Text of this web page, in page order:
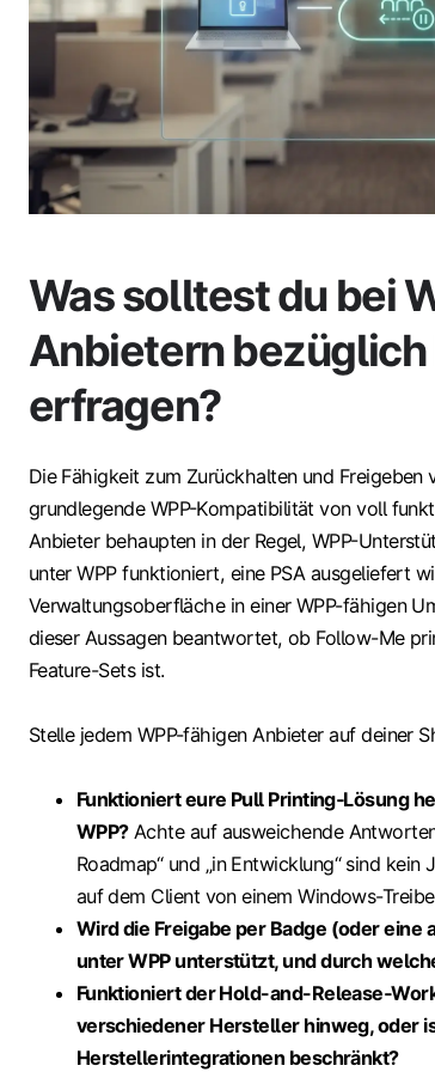
Was solltest du bei
Anbietern bezüglich
erfragen?
Die Fähigkeit zum Zurückhalten und
grundlegende WPP-Kompatibilität von voll
Anbieter behaupten in der Regel, WPP-
unter WPP funktioniert, eine PSA ausgeliefert
Verwaltungsoberfläche in einer WPP-fähigen
dieser Aussagen beantwortet, ob Follow-Me
Feature-Sets ist.
Stelle jedem WPP-fähigen Anbieter auf deiner
Funktioniert eure Pull Printing‑Lösung
WPP? Achte auf ausweichende
Roadmap“ und „in Entwicklung“ sind
auf dem Client von einem Windows-
Wird die Freigabe per Badge (oder
unter WPP unterstützt, und durch
Funktioniert der Hold-and-
verschiedener Hersteller hinweg, oder
Herstellerintegrationen beschränkt?